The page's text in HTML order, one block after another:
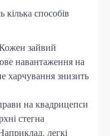
способів
зайвий
навантаження на
харчування знизить
на квадрицепси
стегна
легкі